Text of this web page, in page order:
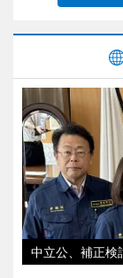
中立公、補正検